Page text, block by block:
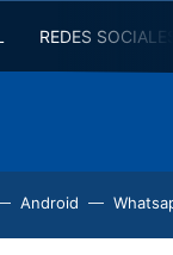
REDES
Android